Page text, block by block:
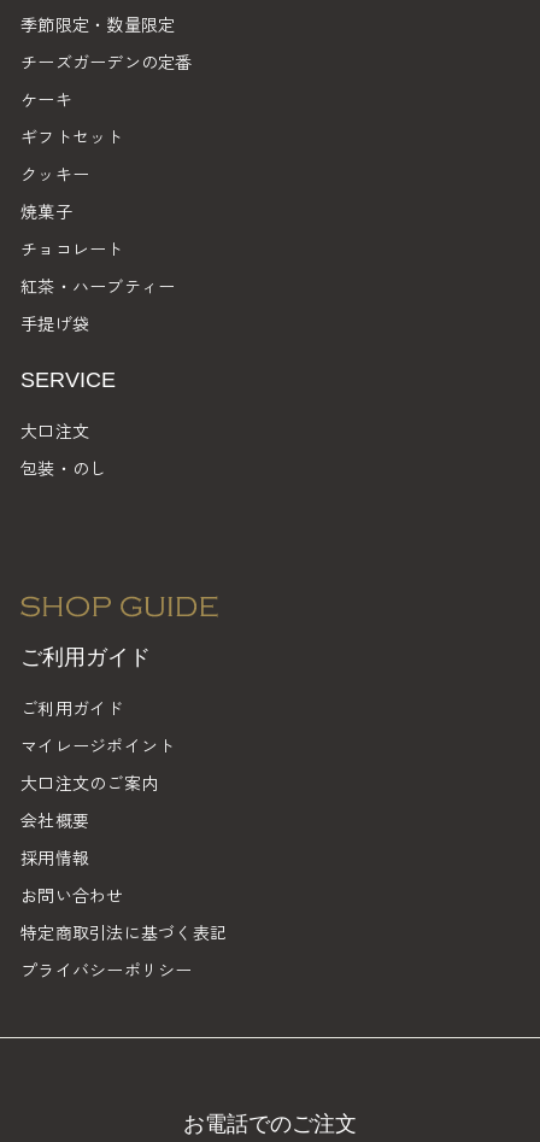
季節限定・数量限定
チーズガーデンの定番
ケーキ
ギフトセット
クッキー
焼菓子
チョコレート
紅茶・ハーブティー
手提げ袋
SERVICE
大口注文
包装・のし
ご利用ガイド
ご利用ガイド
マイレージポイント
大口注文のご案内
会社概要
採用情報
お問い合わせ
特定商取引法に基づく表記
プライバシーポリシー
お電話でのご注文